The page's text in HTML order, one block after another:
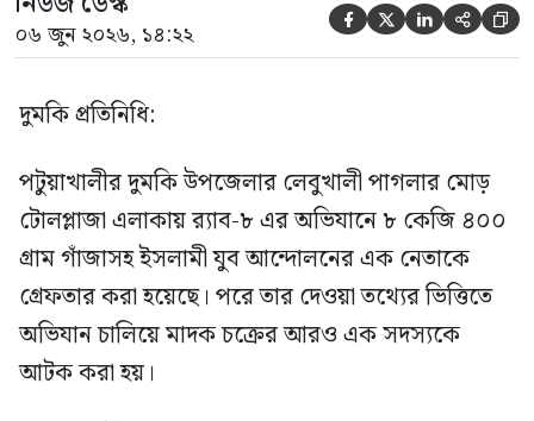
০৬ জুন ২০২৬, ১৪:২২     
দুমকি প্রতিনিধি:
পটুয়াখালীর দুমকি উপজেলার লেবুখালী পাগলার মোড়
টোলপ্লাজা এলাকায় র‍্যাব-৮ এর অভিযানে ৮ কেজি ৪০০
গ্রাম গাঁজাসহ ইসলামী যুব আন্দোলনের এক নেতাকে
গ্রেফতার করা হয়েছে। পরে তার দেওয়া তথ্যের ভিত্তিতে
অভিযান চালিয়ে মাদক চক্রের আরও এক সদস্যকে
আটক করা হয়।